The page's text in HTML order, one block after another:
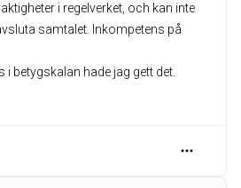
i regelverket, och kan inte
samtalet. Inkompetens på
i betygskalan hade jag gett det.